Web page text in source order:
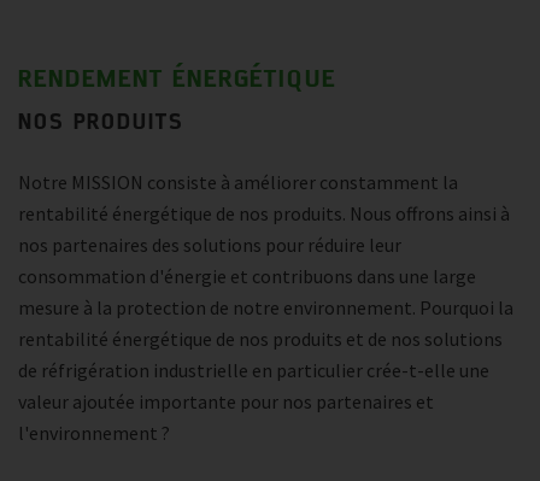
RENDEMENT ÉNERGÉTIQUE
NOS PRODUITS
Notre MISSION consiste à améliorer constamment la
rentabilité énergétique de nos produits. Nous offrons ainsi à
nos partenaires des solutions pour réduire leur
consommation d'énergie et contribuons dans une large
mesure à la protection de notre environnement. Pourquoi la
rentabilité énergétique de nos produits et de nos solutions
de réfrigération industrielle en particulier crée-t-elle une
valeur ajoutée importante pour nos partenaires et
l'environnement ?